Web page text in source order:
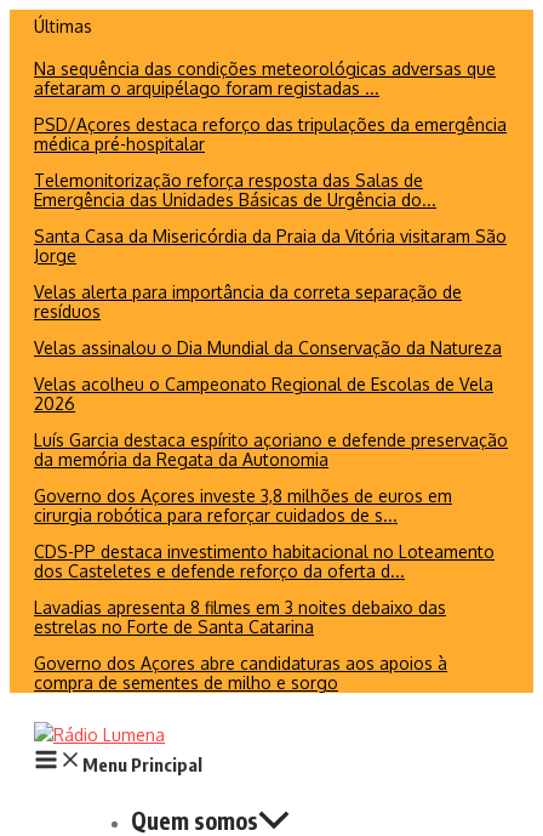
conteúdo
Últimas
Na sequência das condições meteorológicas adversas que
afetaram o arquipélago foram registadas ...
PSD/Açores destaca reforço das tripulações da emergência
médica pré-hospitalar
Telemonitorização reforça resposta das Salas de
Emergência das Unidades Básicas de Urgência do...
Santa Casa da Misericórdia da Praia da Vitória visitaram São
Jorge
Velas alerta para importância da correta separação de
resíduos
Velas assinalou o Dia Mundial da Conservação da Natureza
Velas acolheu o Campeonato Regional de Escolas de Vela
2026
Luís Garcia destaca espírito açoriano e defende preservação
da memória da Regata da Autonomia
Governo dos Açores investe 3,8 milhões de euros em
cirurgia robótica para reforçar cuidados de s...
CDS-PP destaca investimento habitacional no Loteamento
dos Casteletes e defende reforço da oferta d...
Lavadias apresenta 8 filmes em 3 noites debaixo das
estrelas no Forte de Santa Catarina
Governo dos Açores abre candidaturas aos apoios à
compra de sementes de milho e sorgo
Menu Principal
Quem somos